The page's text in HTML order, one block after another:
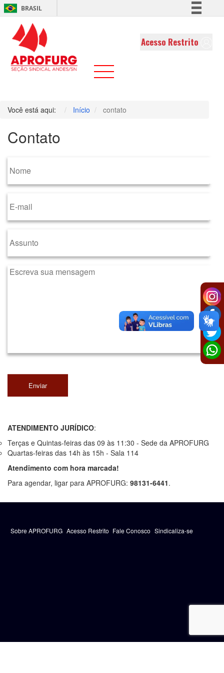
BRASIL
Comunica BR
Acesso Restrito
Você está aqui: Início contato
Contato
Enviar
ATENDIMENTO JURÍDICO:
Terças e Quintas-feiras das 09 às 11:30 - Sede da APROFURG
Quartas-feiras das 14h às 15h - Sala 114
Atendimento com hora marcada!
Para agendar, ligar para APROFURG: 98131-6441.
Sobre APROFURG Acesso Restrito Fale Conosco Sindicaliza-se